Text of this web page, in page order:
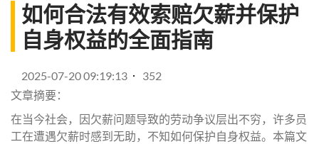
如何合法有效索赔欠薪并保护
自身权益的全面指南
2025-07-20 09:19:13
352
文章摘要：
在当今社会，因欠薪问题导致的劳动争议层出不穷，许多员
工在遭遇欠薪时感到无助，不知如何保护自身权益。本篇文